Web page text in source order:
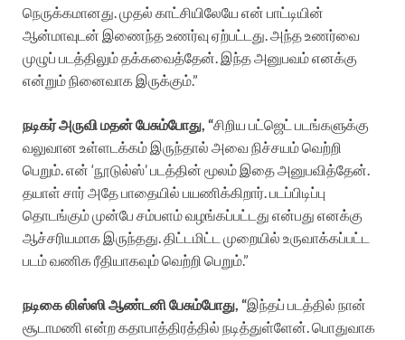
நெருக்கமானது. முதல் காட்சியிலேயே என் பாட்டியின்
ஆன்மாவுடன் இணைந்த உணர்வு ஏற்பட்டது. அந்த உணர்வை
முழுப் படத்திலும் தக்கவைத்தேன். இந்த அனுபவம் எனக்கு
என்றும் நினைவாக இருக்கும்.”
நடிகர் அருவி மதன் பேசும்போது, “சிறிய பட்ஜெட் படங்களுக்கு
வலுவான உள்ளடக்கம் இருந்தால் அவை நிச்சயம் வெற்றி
பெறும். என் ‘நூடுல்ஸ்’ படத்தின் மூலம் இதை அனுபவித்தேன்.
தயாள் சார் அதே பாதையில் பயணிக்கிறார். படப்பிடிப்பு
தொடங்கும் முன்பே சம்பளம் வழங்கப்பட்டது என்பது எனக்கு
ஆச்சரியமாக இருந்தது. திட்டமிட்ட முறையில் உருவாக்கப்பட்ட
படம் வணிக ரீதியாகவும் வெற்றி பெறும்.”
நடிகை லிஸ்ஸி ஆண்டனி பேசும்போது, “இந்தப் படத்தில் நான்
சூடாமணி என்ற கதாபாத்திரத்தில் நடித்துள்ளேன். பொதுவாக